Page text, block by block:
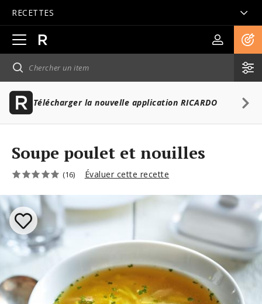
RECETTES
Ouvrir
la
navigation
principale
Télécharger la nouvelle application RICARDO
Soupe poulet et nouilles
(16) Évaluer cette recette